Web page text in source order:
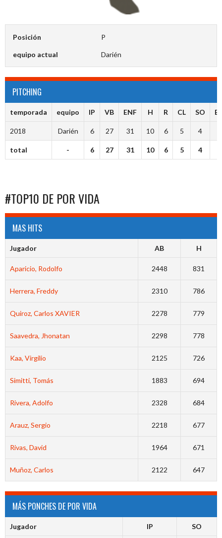
Posición P
equipo actual Darién
PITCHING
temporada equipo IP VB ENF H R CL SO
2018 Darién 6 27 31 10 6 5 4
total - 6 27 31 10 6 5 4
#TOP10 DE POR VIDA
MAS HITS
Jugador AB H
Aparicio, Rodolfo 2448 831
Herrera, Freddy 2310 786
Quiroz, Carlos XAVIER 2278 779
Saavedra, Jhonatan 2298 778
Kaa, Virgilio 2125 726
Simitti, Tomás 1883 694
Rivera, Adolfo 2328 684
Arauz, Sergio 2218 677
Rivas, David 1964 671
Muñoz, Carlos 2122 647
MÁS PONCHES DE POR VIDA
Jugador IP SO